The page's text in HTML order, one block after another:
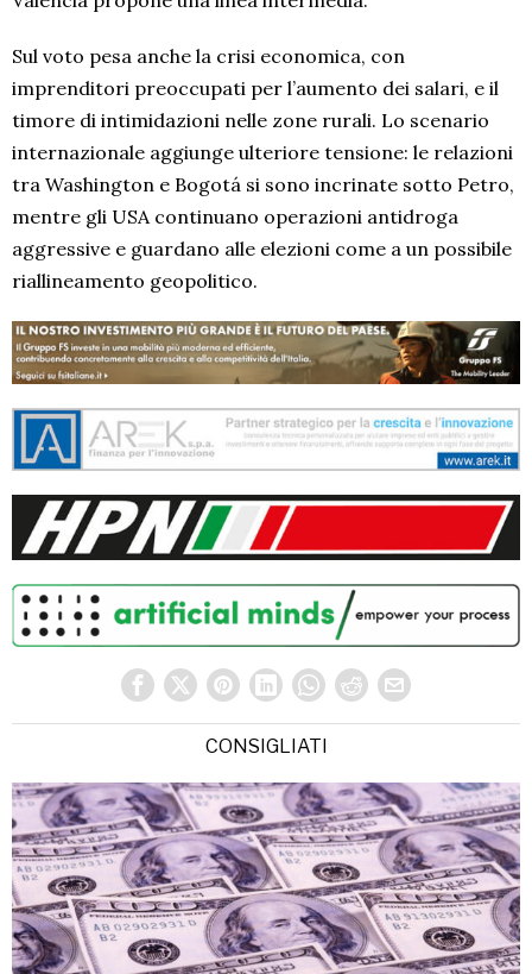
Sul voto pesa anche la crisi economica, con
imprenditori preoccupati per l’aumento dei salari, e il
timore di intimidazioni nelle zone rurali. Lo scenario
internazionale aggiunge ulteriore tensione: le relazioni
tra Washington e Bogotá si sono incrinate sotto Petro,
mentre gli USA continuano operazioni antidroga
aggressive e guardano alle elezioni come a un possibile
riallineamento geopolitico.
CONSIGLIATI